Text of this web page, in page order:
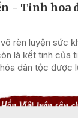
- Tinh hoa
rèn luyện sức
là kết tinh của
dân tộc được